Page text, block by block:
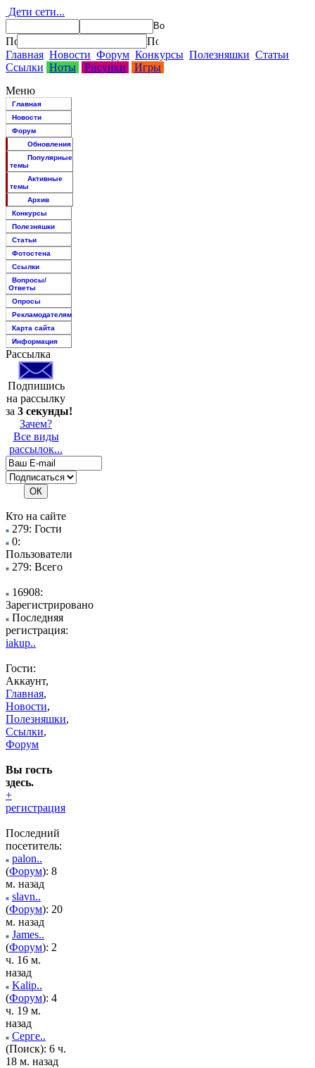
Дети сети...
Главная Новости Форум Конкурсы Полезняшки Статьи
Ссылки Ноты Рисунки
Игры
Меню
Главная
Новости
Форум
Обновления
Популярные
темы
Активные
темы
Архив
Конкурсы
Полезняшки
Статьи
Фотостена
Ссылки
Вопросы/
Ответы
Опросы
Рекламодателям
Карта сайта
Информация
Рассылка
Подпишись
на рассылку
за 3 секунды!
Зачем?
Все виды
рассылок...
Кто на сайте
279: Гости
0:
Пользователи
279: Всего
16908:
Зарегистрировано
Последняя
регистрация:
iakup..
Гости:
Аккаунт,
Главная,
Новости,
Полезняшки,
Ссылки,
Форум
Вы гость
здесь.
+
регистрация
Последний
посетитель:
palon..
(Форум): 8
м. назад
slavn..
(Форум): 20
м. назад
James..
(Форум): 2
ч. 16 м.
назад
Kalip..
(Форум): 4
ч. 19 м.
назад
Серге..
(Поиск): 6 ч.
18 м. назад